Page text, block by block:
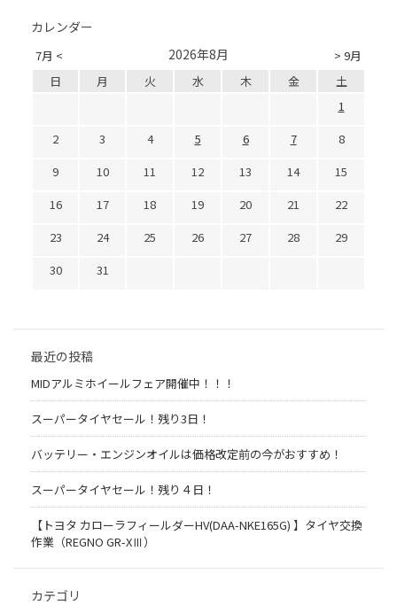
カレンダー
7月 < > 9月
2026年8月
日 月 火 水 木 金
土
1
2
3 4 5 6 7
8
9
10 11 12 13 14
15
16
17 18 19 20 21
22
23
24 25 26 27 28
29
30
31
最近の投稿
MIDアルミホイールフェア開催中！！！
スーパータイヤセール！残り3日！
バッテリー・エンジンオイルは価格改定前の今がおすすめ！
スーパータイヤセール！残り４日！
【トヨタ カローラフィールダーHV(DAA-NKE165G) 】タイヤ交換
作業（REGNO GR-XⅢ）
カテゴリ